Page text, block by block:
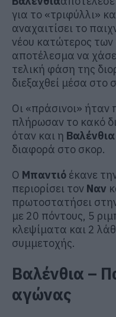
για το «τριφύλλι»
αναχαιτίσει το
νέου κατώτερος
αποτέλεσμα να
τελική φάση της
διεξαχθεί μέσα στο
Οι «πράσινοι» ήταν
πλήρωσαν το κακό
όταν και η Βαλένθια
διαφορά στο σκορ.
Ο Μπαντιό έκανε
περιορίσει τον Ναν
πρωτοστατήσει
με 20 πόντους, 5
κλεψίματα και 2
συμμετοχής.
Βαλένθια –
αγώνας